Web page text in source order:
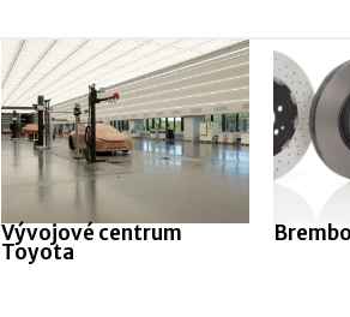
Vývojové centrum
Toyota